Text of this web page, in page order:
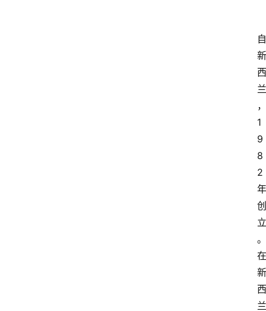
自
新
西
兰
，
1
9
8
2
年
创
立
。
在
新
西
兰